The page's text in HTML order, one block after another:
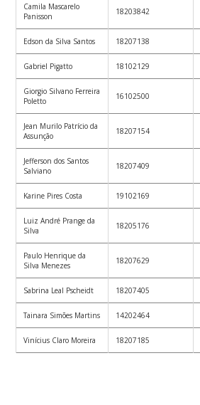
Camila Mascarelo
Panisson
18203842
Edson da Silva Santos 18207138
Gabriel Pigatto 18102129
Giorgio Silvano Ferreira
Poletto
16102500
Jean Murilo Patrício da
Assunção
18207154
Jefferson dos Santos
Salviano
18207409
Karine Pires Costa 19102169
Luiz André Prange da
Silva
18205176
Paulo Henrique da
Silva Menezes
18207629
Sabrina Leal Pscheidt 18207405
Tainara Simões Martins 14202464
Vinícius Claro Moreira 18207185